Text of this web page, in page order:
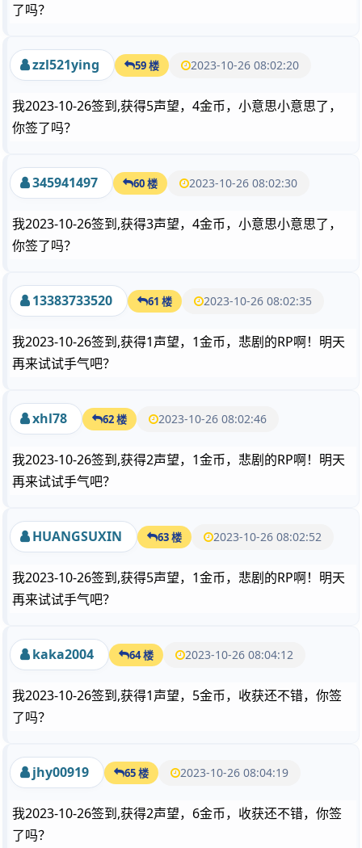
了吗？
zzl521ying 59 楼 2023-10-26 08:02:20
我2023-10-26签到,获得5声望，4金币，小意思小意思了，
你签了吗？
345941497 60 楼 2023-10-26 08:02:30
我2023-10-26签到,获得3声望，4金币，小意思小意思了，
你签了吗？
13383733520 61 楼 2023-10-26 08:02:35
我2023-10-26签到,获得1声望，1金币，悲剧的RP啊！明天
再来试试手气吧？
xhl78 62 楼 2023-10-26 08:02:46
我2023-10-26签到,获得2声望，1金币，悲剧的RP啊！明天
再来试试手气吧？
HUANGSUXIN 63 楼 2023-10-26 08:02:52
我2023-10-26签到,获得5声望，1金币，悲剧的RP啊！明天
再来试试手气吧？
kaka2004 64 楼 2023-10-26 08:04:12
我2023-10-26签到,获得1声望，5金币，收获还不错，你签
了吗？
jhy00919 65 楼 2023-10-26 08:04:19
我2023-10-26签到,获得2声望，6金币，收获还不错，你签
了吗？